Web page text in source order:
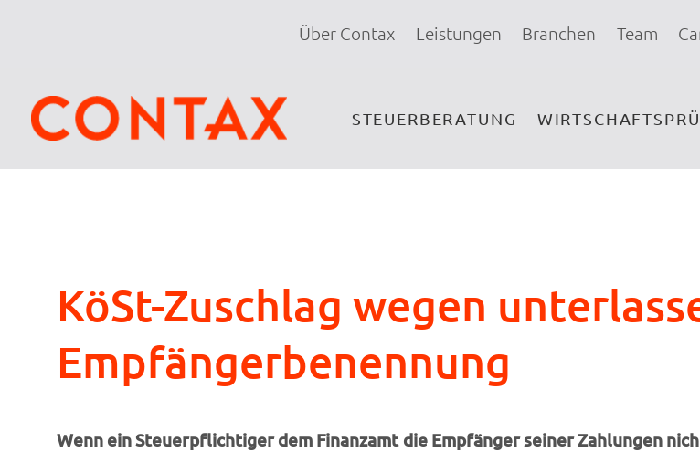
Über Contax Leistungen Branchen Team
STEUERBERATUNG
KöSt-Zuschlag wegen
Empfängerbenennung
Wenn ein Steuerpflichtiger dem Finanzamt die Empfänger seiner Zahlungen